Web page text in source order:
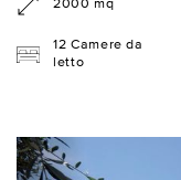
2000 mq
12 Camere da
letto